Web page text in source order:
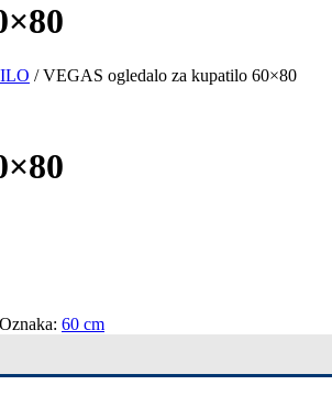
/ VEGAS ogledalo za kupatilo 60×80
Oznaka: 60 cm